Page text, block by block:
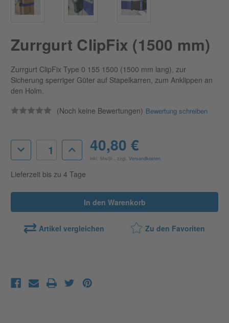
Zurrgurt ClipFix (1500 mm)
Zurrgurt ClipFix Type 0 155 1500 (1500 mm lang), zur
Sicherung sperriger Güter auf Stapelkarren, zum Anklippen an
den Holm.
(Noch keine Bewertungen) Bewertung schreiben
Aktueller
Lagerbestand:
Menge
von
Zurrgurt
(1500
Menge
von
Zurrgurt
(1500
mm)
40,80 €
inkl. MwSt., zzgl. Versandkosten
Lieferzeit bis zu 4 Tage
Artikel vergleichen Zu den Favoriten